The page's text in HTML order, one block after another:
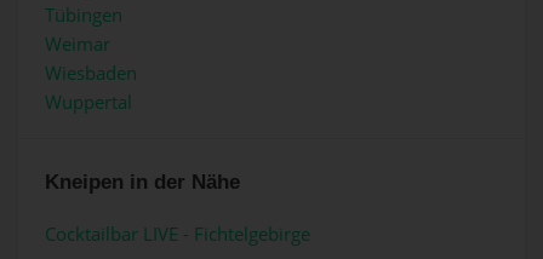
Tübingen
Weimar
Wiesbaden
Wuppertal
Kneipen in der Nähe
Cocktailbar LIVE - Fichtelgebirge